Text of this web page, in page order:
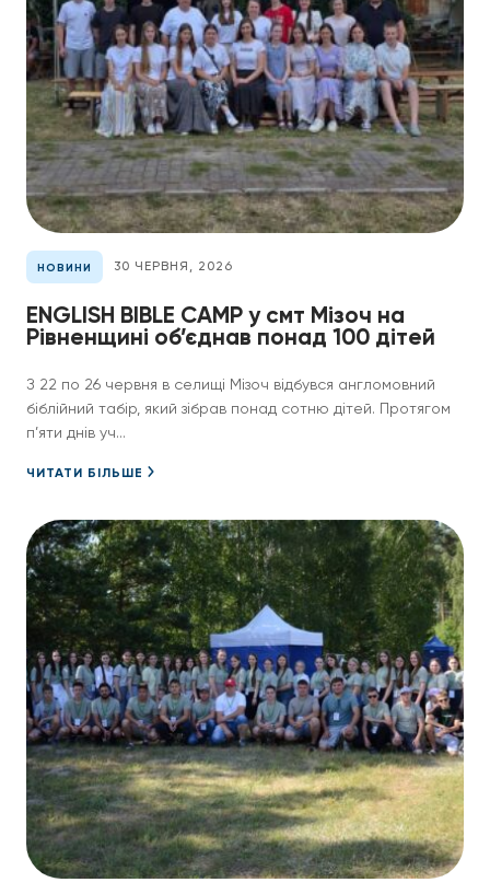
НОВИНИ 30 ЧЕРВНЯ, 2026
ENGLISH BIBLE CAMP у смт Мізоч на
Рівненщині об’єднав понад 100 дітей
З 22 по 26 червня в селищі Мізоч відбувся англомовний
біблійний табір, який зібрав понад сотню дітей. Протягом
п’яти днів уч...
ЧИТАТИ БІЛЬШЕ